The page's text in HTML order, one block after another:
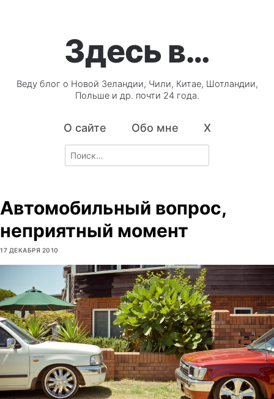
Здесь в…
Веду блог о Новой Зеландии, Чили, Китае, Шотландии,
Польше и др. почти 24 года.
О сайте Обо мне X
Search
for:
Автомобильный вопрос,
неприятный момент
17 ДЕКАБРЯ 2010